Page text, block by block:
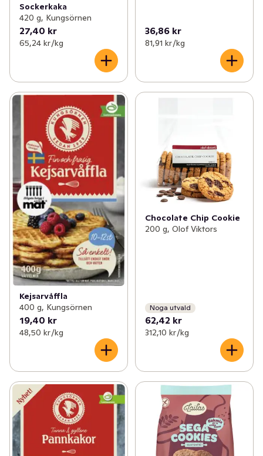
Sockerkaka
420 g, Kungsörnen
27,40 kr
65,24 kr /kg
36,86 kr
81,91 kr /kg
Kejsarvåffla
400 g, Kungsörnen
19,40 kr
48,50 kr /kg
Chocolate Chip Cookie
200 g, Olof Viktors
Noga utvald
62,42 kr
312,10 kr /kg